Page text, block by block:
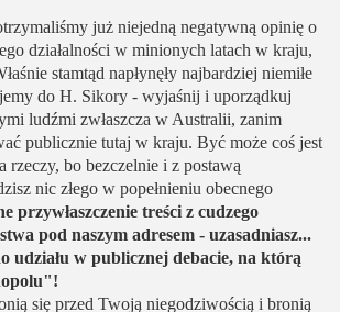
już niejedną negatywną opinię o
działalności w minionych latach w kraju,
stamtąd napłynęły najbardziej niemiłe
do H. Sikory - wyjaśnij i uporządkuj
ludźmi zwłaszcza w Australii, zanim
publicznie tutaj w kraju. Być może coś jest
rzeczy, bo bezczelnie i z postawą
nic złego w popełnieniu obecnego
przywłaszczenie treści z cudzego
pod naszym adresem - uzasadniasz...
udziału w publicznej debacie, na którą
się przed Twoją niegodziwością i bronią